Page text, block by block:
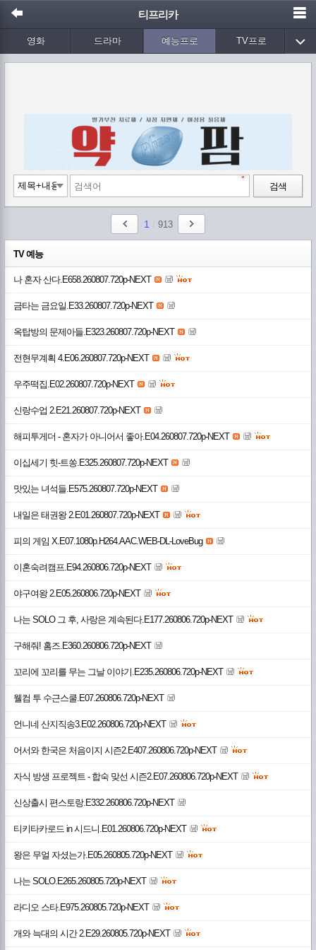
티프리카
영화 드라마 예능프로 TV프로
애니메이션 음악 Wetv
검색
1 913
TV 예능
나 혼자 산다.E658.260807.720p-NEXT
금타는 금요일.E33.260807.720p-NEXT
옥탑방의 문제아들.E323.260807.720p-NEXT
전현무계획 4.E06.260807.720p-NEXT
우주떡집.E02.260807.720p-NEXT
신랑수업 2.E21.260807.720p-NEXT
해피투게더 - 혼자가 아니어서 좋아.E04.260807.720p-NEXT
이십세기 힛-트쏭.E325.260807.720p-NEXT
맛있는 녀석들.E575.260807.720p-NEXT
내일은 태권왕 2.E01.260807.720p-NEXT
피의 게임 X.E07.1080p.H264.AAC.WEB-DL-LoveBug
이혼숙려캠프.E94.260806.720p-NEXT
야구여왕 2.E05.260806.720p-NEXT
나는 SOLO 그 후, 사랑은 계속된다.E177.260806.720p-NEXT
구해줘! 홈즈.E360.260806.720p-NEXT
꼬리에 꼬리를 무는 그날 이야기.E235.260806.720p-NEXT
웰컴 투 수근스쿨.E07.260806.720p-NEXT
언니네 산지직송3.E02.260806.720p-NEXT
어서와 한국은 처음이지 시즌2.E407.260806.720p-NEXT
자식 방생 프로젝트 - 합숙 맞선 시즌2.E07.260806.720p-NEXT
신상출시 편스토랑.E332.260806.720p-NEXT
티키타카로드 in 시드니.E01.260806.720p-NEXT
왕은 무얼 자셨는가.E05.260805.720p-NEXT
나는 SOLO.E265.260805.720p-NEXT
라디오 스타.E975.260805.720p-NEXT
개와 늑대의 시간 2.E29.260805.720p-NEXT